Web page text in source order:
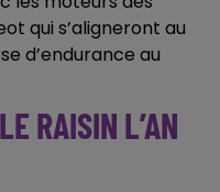
qui s’aligneront au
d’endurance au
RAISIN L’AN